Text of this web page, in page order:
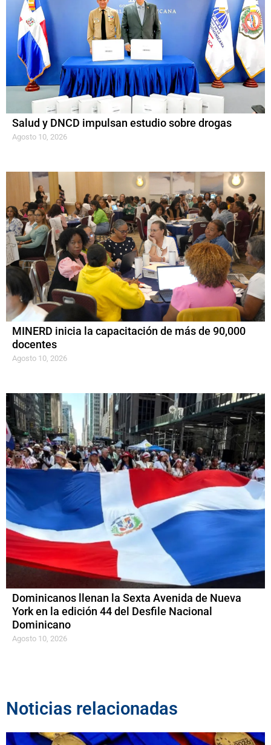
Salud y DNCD impulsan estudio sobre drogas
Agosto 10, 2026
MINERD inicia la capacitación de más de 90,000
docentes
Agosto 10, 2026
Dominicanos llenan la Sexta Avenida de Nueva
York en la edición 44 del Desfile Nacional
Dominicano
Agosto 10, 2026
Noticias relacionadas